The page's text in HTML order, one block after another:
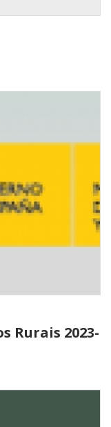
Rurais 2023-